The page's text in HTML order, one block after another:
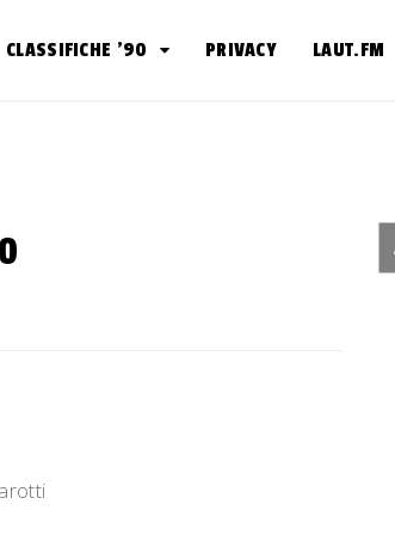
CLASSIFICHE ’90 PRIVACY LAUT.FM